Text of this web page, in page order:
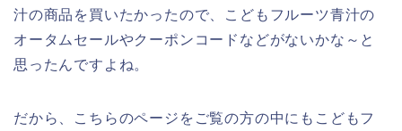
汁の商品を買いたかったので、こどもフルーツ青汁の
オータムセールやクーポンコードなどがないかな～と
思ったんですよね。
だから、こちらのページをご覧の方の中にもこどもフ